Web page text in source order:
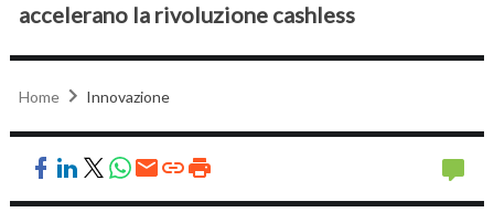
accelerano la rivoluzione cashless
Home Innovazione